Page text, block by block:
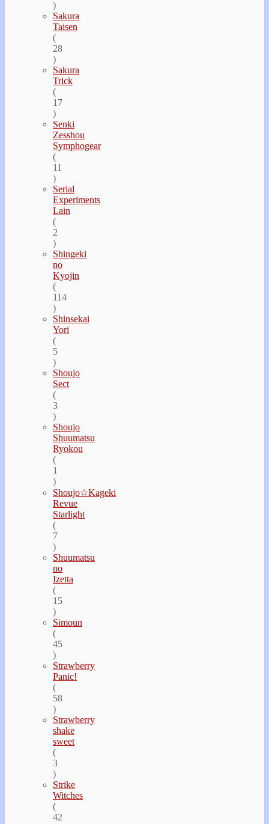
)
Sakura
Taisen
(
28
)
Sakura
Trick
(
17
)
Senki
Zesshou
Symphogear
(
11
)
Serial
Experiments
Lain
(
2
)
Shingeki
no
Kyojin
(
114
)
Shinsekai
Yori
(
5
)
Shoujo
Sect
(
3
)
Shoujo
Shuumatsu
Ryokou
(
1
)
Shoujo☆Kageki
Revue
Starlight
(
7
)
Shuumatsu
no
Izetta
(
15
)
Simoun
(
45
)
Strawberry
Panic!
(
58
)
Strawberry
shake
sweet
(
3
)
Strike
Witches
(
42